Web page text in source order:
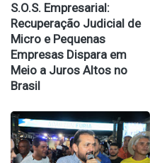
S.O.S. Empresarial:
Recuperação Judicial de
Micro e Pequenas
Empresas Dispara em
Meio a Juros Altos no
Brasil